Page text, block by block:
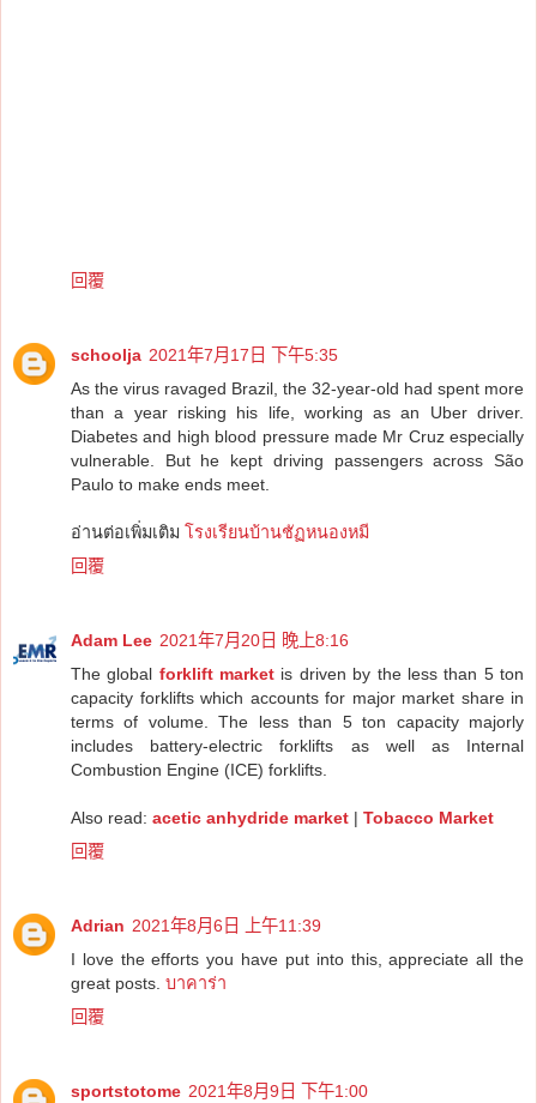
回覆
schoolja 2021年7月17日 下午5:35
As the virus ravaged Brazil, the 32-year-old had spent more
than a year risking his life, working as an Uber driver.
Diabetes and high blood pressure made Mr Cruz especially
vulnerable. But he kept driving passengers across São
Paulo to make ends meet.
อ่านต่อเพิ่มเติม โรงเรียนบ้านชัฏหนองหมี
回覆
Adam Lee 2021年7月20日 晚上8:16
The global forklift market is driven by the less than 5 ton
capacity forklifts which accounts for major market share in
terms of volume. The less than 5 ton capacity majorly
includes battery-electric forklifts as well as Internal
Combustion Engine (ICE) forklifts.
Also read: acetic anhydride market | Tobacco Market
回覆
Adrian 2021年8月6日 上午11:39
I love the efforts you have put into this, appreciate all the
great posts. บาคาร่า
回覆
sportstotome 2021年8月9日 下午1:00